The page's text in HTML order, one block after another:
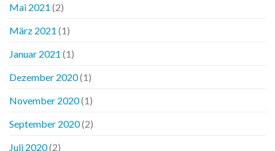
Mai 2021 (2)
März 2021 (1)
Januar 2021 (1)
Dezember 2020(1)
November 2020(1)
September 2020(2)
Juli 2020(2)